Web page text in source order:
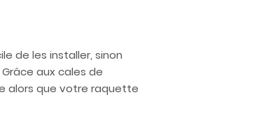
de les installer, sinon
aux cales de
alors que votre raquette